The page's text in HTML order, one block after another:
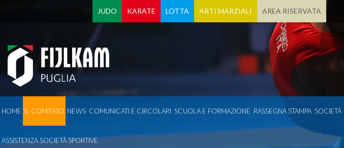
JUDO KARATE LOTTA ARTI MARZIALI AREA RISERVATA
HOME IL COMITATO NEWS COMUNICATI E CIRCOLARI SCUOLA E FORMAZIONE RASSEGNA STAMPA SOCIETÀ
ASSISTENZA SOCIETÀ SPORTIVE